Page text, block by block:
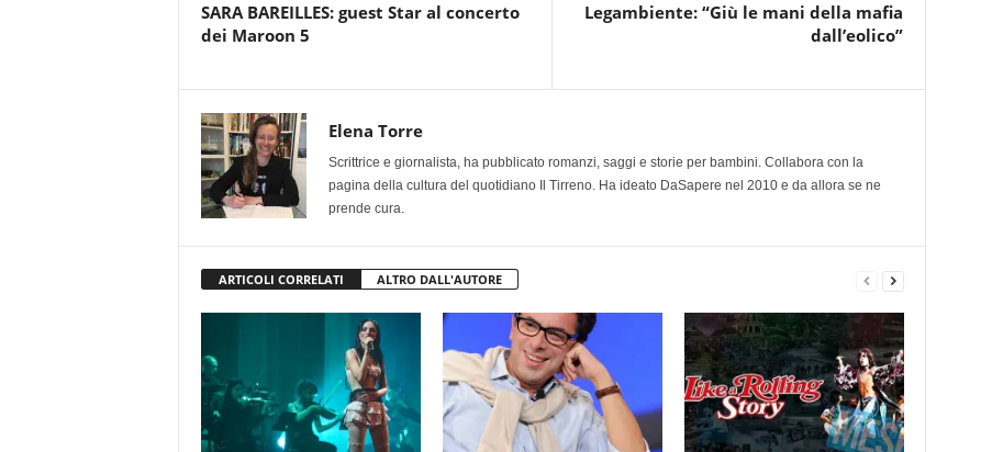
SARA BAREILLES: guest Star al concerto
dei Maroon 5
Legambiente: “Giù le mani della mafia
dall’eolico”
Elena Torre
Scrittrice e giornalista, ha pubblicato romanzi, saggi e storie per bambini. Collabora con la
pagina della cultura del quotidiano Il Tirreno. Ha ideato DaSapere nel 2010 e da allora se ne
prende cura.
ARTICOLI CORRELATI ALTRO DALL'AUTORE